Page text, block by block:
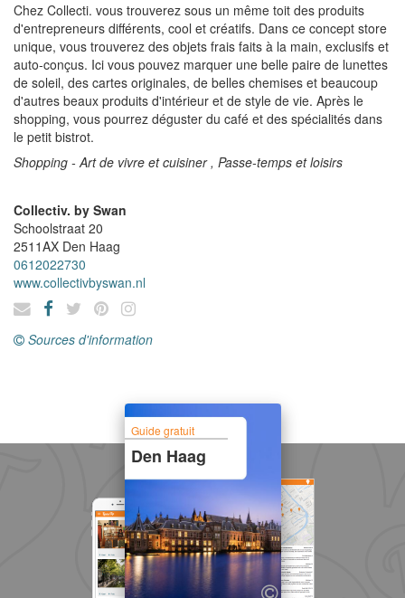
Chez Collecti. vous trouverez sous un même toit des produits
d'entrepreneurs différents, cool et créatifs. Dans ce concept store
unique, vous trouverez des objets frais faits à la main, exclusifs et
auto-conçus. Ici vous pouvez marquer une belle paire de lunettes
de soleil, des cartes originales, de belles chemises et beaucoup
d'autres beaux produits d'intérieur et de style de vie. Après le
shopping, vous pourrez déguster du café et des spécialités dans
le petit bistrot.
Shopping - Art de vivre et cuisiner , Passe-temps et loisirs
Collectiv. by Swan
Schoolstraat 20
2511AX Den Haag
0612022730
www.collectivbyswan.nl
Sources d'information
Guide gratuit
Den Haag